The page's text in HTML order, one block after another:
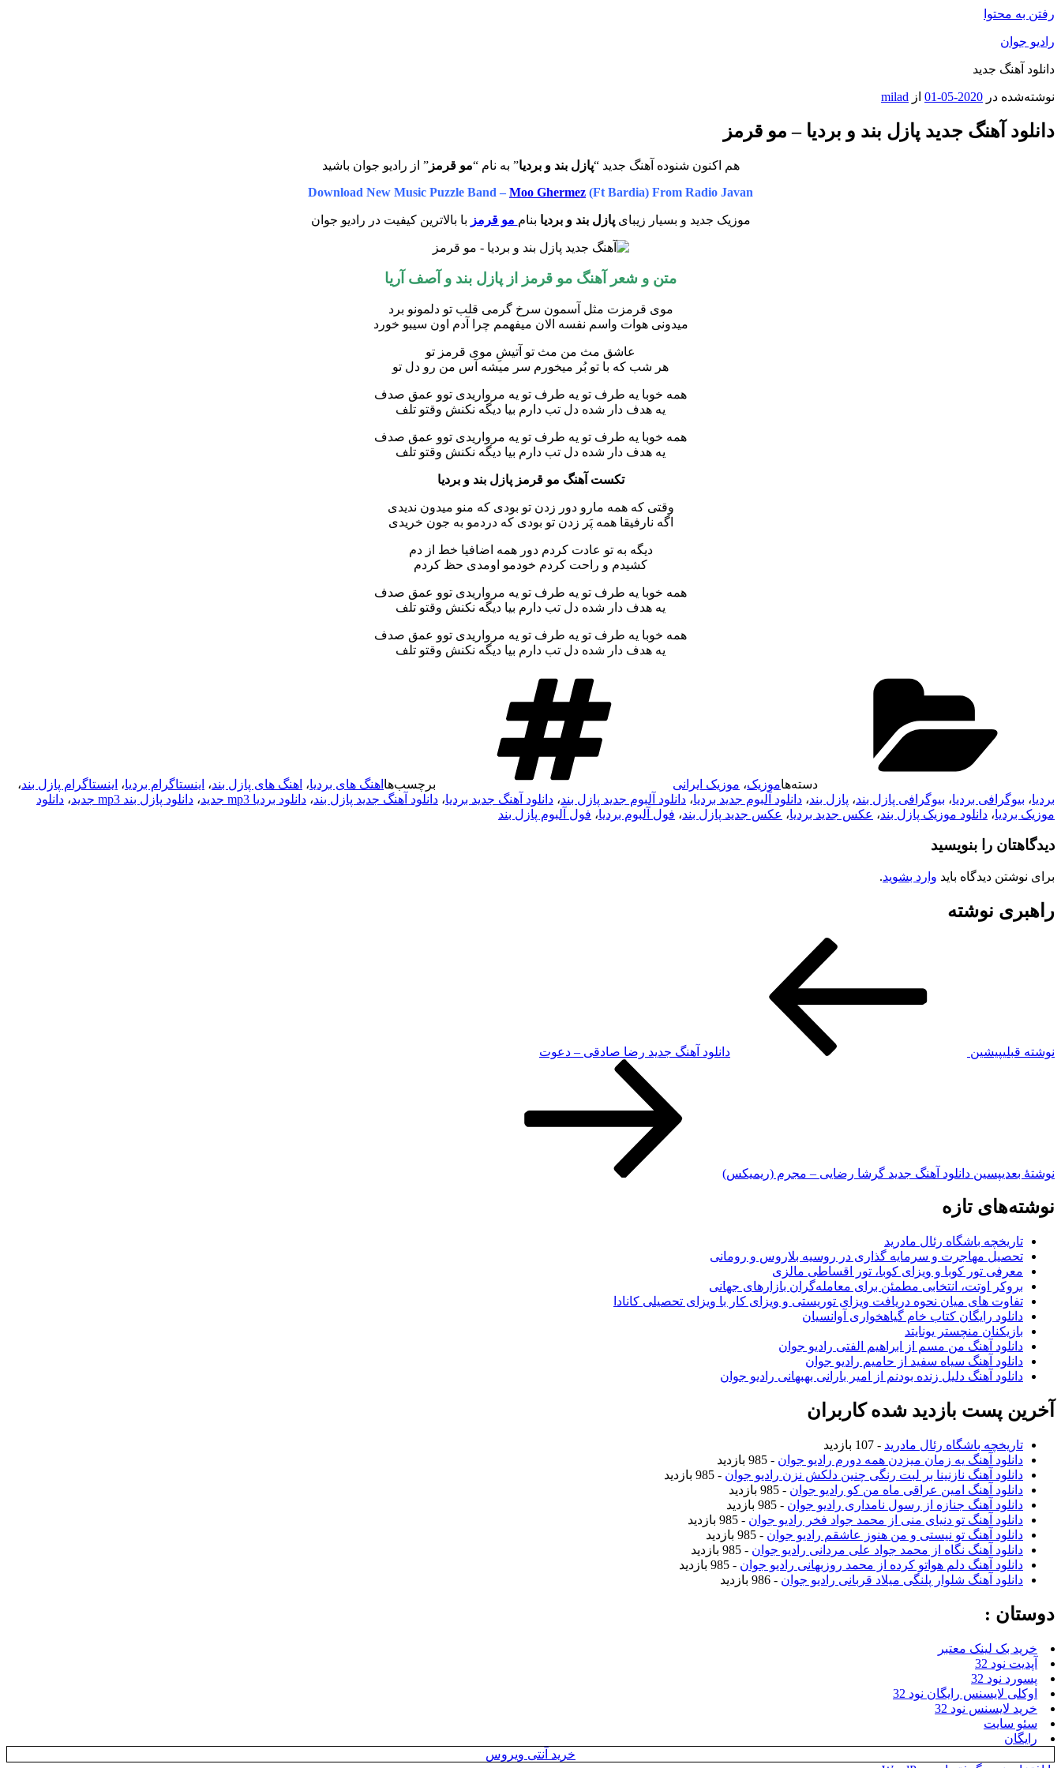
رفتن به محتوا
رادیو جوان
دانلود آهنگ جدید
نوشته‌شده در 2020-05-01 از milad
دانلود آهنگ جدید پازل بند و بردیا – مو قرمز
هم اکنون شنوده آهنگ جدید “پازل بند و بردیا” به نام “مو قرمز” از رادیو جوان باشید
Download New Music Puzzle Band – Moo Ghermez (Ft Bardia) From Radio Javan
موزیک جدید و بسیار زیبایپازل بند و بردیا بنام مو قرمز با بالاترین کیفیت در رادیو جوان
متن و شعر آهنگ مو قرمز از پازل بند و آصف آریا
موی قرمزت مثل آسمون سرخ گرمی قلب تو دلمونو برد
میدونی هوات واسم نفسه الان میفهمم چرا آدم اون سیبو خورد
عاشق مث من مث تو آتیشِ موی قرمز تو
هر شب که با تو بُر میخورم سر میشه آس من رو دل تو
همه خوبا یه طرف تو یه طرف تو یه مرواریدی توو عمق صدف
یه هدف دار شده دل تب دارم بیا دیگه نکنش وقتو تلف
همه خوبا یه طرف تو یه طرف تو یه مرواریدی توو عمق صدف
یه هدف دار شده دل تب دارم بیا دیگه نکنش وقتو تلف
تکست آهنگ مو قرمز پازل بند و بردیا
وقتی که همه مارو دور زدن تو بودی که منو میدون ندیدی
اگه نارفیقا همه پَر زدن تو بودی که دردمو به جون خریدی
دیگه به تو عادت کردم دور همه اضافیا خط از دم
کشیدم و راحت کردم خودمو اومدی حظ کردم
همه خوبا یه طرف تو یه طرف تو یه مرواریدی توو عمق صدف
یه هدف دار شده دل تب دارم بیا دیگه نکنش وقتو تلف
همه خوبا یه طرف تو یه طرف تو یه مرواریدی توو عمق صدف
یه هدف دار شده دل تب دارم بیا دیگه نکنش وقتو تلف
دسته‌هاموزیک، موزیک ایرانی برچسب‌ها اهنگ های بردیا، اهنگ های پازل بند، اینستاگرام بردیا، اینستاگرام پازل بند،
بردیا، بیوگرافی بردیا، بیوگرافی پازل بند، پازل بند، دانلود آلبوم جدید بردیا، دانلود آلبوم جدید پازل بند، دانلود آهنگ جدید بردیا، دانلود آهنگ جدید پازل بند، دانلود بردیا mp3 جدید ، دانلود پازل بند mp3 جدید ، دانلود
موزیک بردیا، دانلود موزیک پازل بند، عکس جدید بردیا، عکس جدید پازل بند، فول آلبوم بردیا، فول آلبوم پازل بند
دیدگاهتان را بنویسید
برای نوشتن دیدگاه باید وارد بشوید.
راهبری نوشته
نوشته قبلیپیشین دانلود آهنگ جدید رضا صادقی – دعوت
نوشته‌ٔ بعدیپسین دانلود آهنگ جدید گرشا رضایی – مجرم (ریمیکس)
نوشته‌های تازه
تاریخچه باشگاه رئال مادرید
تحصیل مهاجرت و سرمایه گذاری در روسیه بلاروس و رومانی
معرفی تور کوبا و ویزای کوبا، تور اقساطی مالزی
بروکر اوتت، انتخابی مطمئن برای معامله‌گران بازارهای جهانی
تفاوت های میان نحوه دریافت ویزای توریستی و ویزای کار با ویزای تحصیلی کانادا
دانلود رایگان کتاب خام گیاهخواری آوانسیان
بازیکنان منچستر یونایتد
دانلود آهنگ من مسم از ابراهیم الفتی رادیو جوان
دانلود آهنگ سیاه سفید از حامیم رادیو جوان
دانلود آهنگ دلیل زنده بودنم از امیر بارانی بهبهانی رادیو جوان
آخرین پست بازدید شده کاربران
تاریخچه باشگاه رئال مادرید - 107 بازدید
دانلود آهنگ یه زمان میزدن همه دورم رادیو جوان - 985 بازدید
دانلود آهنگ نازنینا بر لبت رنگی چنین دلکش نزن رادیو جوان - 985 بازدید
دانلود آهنگ امین عراقی ماه من کو رادیو جوان - 985 بازدید
دانلود آهنگ جنازه از رسول نامداری رادیو جوان - 985 بازدید
دانلود آهنگ تو دنیای منی از محمد جواد فخر رادیو جوان - 985 بازدید
دانلود آهنگ تو نیستی و من هنوز عاشقم رادیو جوان - 985 بازدید
دانلود آهنگ نگاه از محمد جواد علی مردانی رادیو جوان - 985 بازدید
دانلود آهنگ دلم هواتو کرده از محمد روزبهانی رادیو جوان - 985 بازدید
دانلود آهنگ شلوار پلنگی میلاد قربانی رادیو جوان - 986 بازدید
دوستان :
خرید بک لینک معتبر
آپدیت نود 32
پسورد نود 32
اوکلی لایسنس رایگان نود 32
خرید لایسنس نود 32
سئو سایت
رایگان
خرید آنتی ویروس